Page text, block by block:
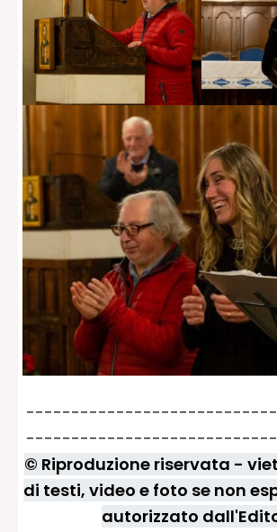
© Riproduzione riservata -
di testi, video e foto se non
autorizzato